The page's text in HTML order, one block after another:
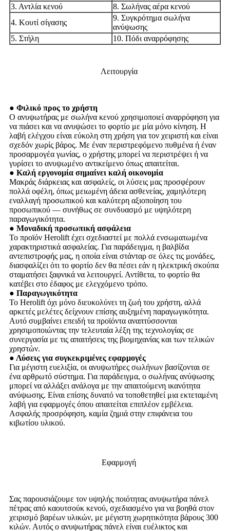
3. Αντλία κενού
8. Σωλήνας αέρα κενού
4. Κουτί σίγασης
9. Συγκρότημα σωλήνα
ανύψωσης
5. Στήλη
10. Πόδι αναρρόφησης
Λειτουργία
● Φιλικό προς το χρήστη
Ο ανυψωτήρας με σωλήνα κενού χρησιμοποιεί αναρρόφηση για
να πιάσει και να ανυψώσει το φορτίο με μία μόνο κίνηση. Η
λαβή ελέγχου είναι εύκολη στη χρήση για τον χειριστή και είναι
σχεδόν χωρίς βάρος. Με έναν περιστρεφόμενο πυθμένα ή έναν
προσαρμογέα γωνίας, ο χρήστης μπορεί να περιστρέψει ή να
γυρίσει το ανυψωμένο αντικείμενο όπως απαιτείται.
● Καλή εργονομία σημαίνει καλή οικονομία
Μακράς διάρκειας και ασφαλείς, οι λύσεις μας προσφέρουν
πολλά οφέλη, όπως μειωμένη άδεια ασθενείας, χαμηλότερη
εναλλαγή προσωπικού και καλύτερη αξιοποίηση του
προσωπικού — συνήθως σε συνδυασμό με υψηλότερη
παραγωγικότητα.
● Μοναδική προσωπική ασφάλεια
Το προϊόν Herolift έχει σχεδιαστεί με πολλά ενσωματωμένα
χαρακτηριστικά ασφαλείας. Για παράδειγμα, η βαλβίδα
αντεπιστροφής μας, η οποία είναι στάνταρ σε όλες τις μονάδες,
διασφαλίζει ότι το φορτίο δεν θα πέσει εάν η ηλεκτρική σκούπα
σταματήσει ξαφνικά να λειτουργεί. Αντίθετα, το φορτίο θα
κατέβει στο έδαφος με ελεγχόμενο τρόπο.
● Παραγωγικότητα
Το Herolift όχι μόνο διευκολύνει τη ζωή του χρήστη, αλλά
αρκετές μελέτες δείχνουν επίσης αυξημένη παραγωγικότητα.
Αυτό συμβαίνει επειδή τα προϊόντα αναπτύσσονται
χρησιμοποιώντας την τελευταία λέξη της τεχνολογίας σε
συνεργασία με τις απαιτήσεις της βιομηχανίας και των τελικών
χρηστών.
● Λύσεις για συγκεκριμένες εφαρμογές
Για μέγιστη ευελιξία, οι ανυψωτήρες σωλήνων βασίζονται σε
ένα αρθρωτό σύστημα. Για παράδειγμα, ο σωλήνας ανύψωσης
μπορεί να αλλάξει ανάλογα με την απαιτούμενη ικανότητα
ανύψωσης. Είναι επίσης δυνατό να τοποθετηθεί μια εκτεταμένη
λαβή για εφαρμογές όπου απαιτείται επιπλέον εμβέλεια.
Ασφαλής προσρόφηση, καμία ζημιά στην επιφάνεια του
κιβωτίου υλικού.
Εφαρμογή
Σας παρουσιάζουμε τον υψηλής ποιότητας ανυψωτήρα πάνελ
πέτρας από καουτσούκ κενού, σχεδιασμένο για να βοηθά στον
χειρισμό βαρέων υλικών, με μέγιστη χωρητικότητα βάρους 300
κιλών. Αυτός ο ανυψωτήρας πάνελ είναι ευέλικτος και